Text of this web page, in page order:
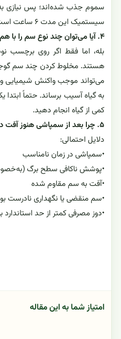
سموم جذب شده‌اند؛ پس نیازی
سیستمیک این مدت ۶ ساعت است.)
۴. آیا می‌توان چند نوع سم را با هم مخلوط کرد؟
بله، اما فقط اگر روی برچسب
هستند. مخلوط کردن چند سم
می‌تواند موجب واکنش شیمیایی
به گیاه آسیب برساند. حتماً
کمی از گیاه انجام دهید.
۵. چرا بعد از سمپاشی هنوز آفت دارم؟
دلایل احتمالی:
•سمپاشی در زمان نامناسب
•پوشش ناکافی سطح برگ
•آفت به سم مقاوم شده
•سم منقضی یا نگهداری نادرست
•دوز مصرفی کمتر از حد استاندارد
امتیاز شما به این مقاله